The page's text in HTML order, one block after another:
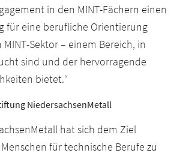
in den MINT-Fächern einen
für eine berufliche Orientierung
Sektor – einem Bereich, in
sind und der hervorragende
bietet.“
NiedersachsenMetall
hat sich dem Ziel
für technische Berufe zu